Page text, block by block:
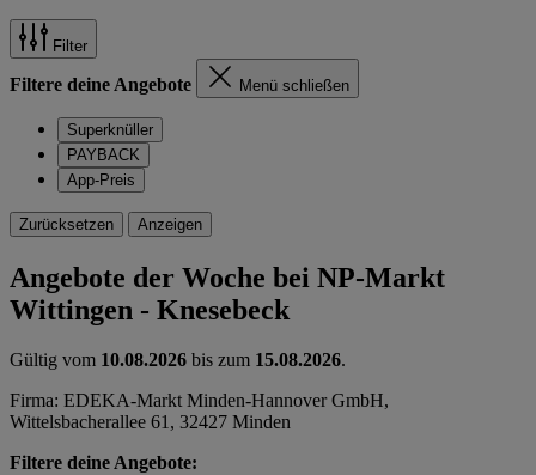
Filter
Filtere deine Angebote Menü schließen
Superknüller
PAYBACK
App-Preis
Zurücksetzen Anzeigen
Angebote der Woche bei NP-Markt
Wittingen - Knesebeck
Gültig vom 10.08.2026 bis zum 15.08.2026.
Firma: EDEKA-Markt Minden-Hannover GmbH,
Wittelsbacherallee 61, 32427 Minden
Filtere deine Angebote: